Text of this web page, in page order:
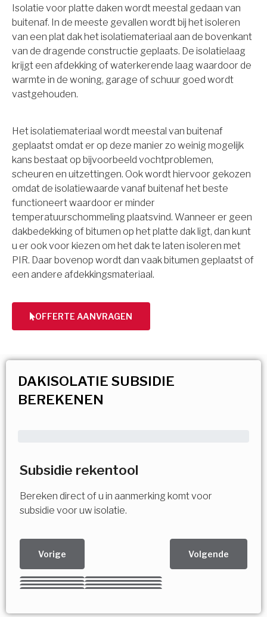
Isolatie voor platte daken wordt meestal gedaan van
buitenaf. In de meeste gevallen wordt bij het isoleren
van een plat dak het isolatiemateriaal aan de bovenkant
van de dragende constructie geplaats. De isolatielaag
krijgt een afdekking of waterkerende laag waardoor de
warmte in de woning, garage of schuur goed wordt
vastgehouden.
Het isolatiemateriaal wordt meestal van buitenaf
geplaatst omdat er op deze manier zo weinig mogelijk
kans bestaat op bijvoorbeeld vochtproblemen,
scheuren en uitzettingen. Ook wordt hiervoor gekozen
omdat de isolatiewaarde vanaf buitenaf het beste
functioneert waardoor er minder
temperatuurschommeling plaatsvind. Wanneer er geen
dakbedekking of bitumen op het platte dak ligt, dan kunt
u er ook voor kiezen om het dak te laten isoleren met
PIR. Daar bovenop wordt dan vaak bitumen geplaatst of
een andere afdekkingsmateriaal.
OFFERTE AANVRAGEN
DAKISOLATIE SUBSIDIE
BEREKENEN
Subsidie rekentool
Bereken direct of u in aanmerking komt voor
subsidie voor uw isolatie.
Vorige Volgende
Kies uw Isolatiemaatregel
Meerdere keuzes mogelijk
Vorige Volgende